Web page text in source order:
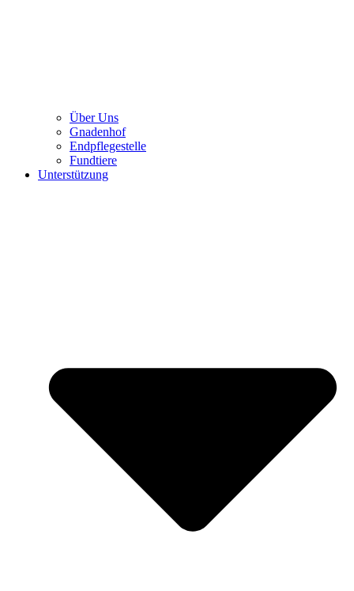
Über Uns
Gnadenhof
Endpflegestelle
Fundtiere
Unterstützung